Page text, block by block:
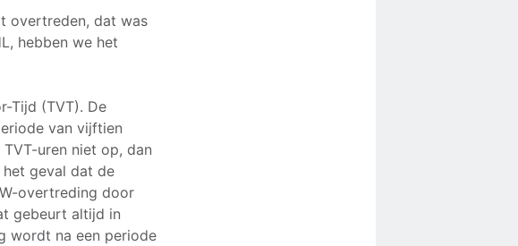
overtreden, dat was
hebben we het
Tijd (TVT). De
van vijftien
uren niet op, dan
geval dat de
overtreding door
gebeurt altijd in
wordt na een periode